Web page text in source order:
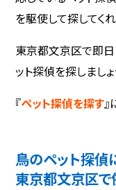
を駆使して探してく
東京都文京区で即
ット探偵を探しましょ
『ペット探偵を探す
鳥のペット探偵
東京都文京区で